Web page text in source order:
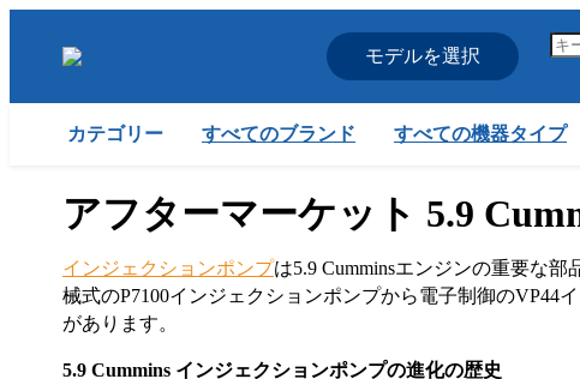
モデルを選択
カテゴリー すべてのブランド すべての機器タイプ
アフターマーケット 5.9
インジェクションポンプは5.9 Cumminsエンジンの重要な
械式のP7100インジェクションポンプから電子制御のVP44
があります。
5.9 Cummins インジェクションポンプの進化の歴史